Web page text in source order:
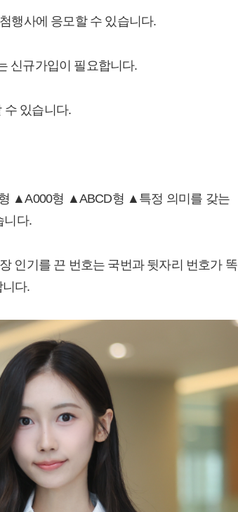
행사에 응모할 수 있습니다.
신규가입이 필요합니다.
수 있습니다.
▲A000형 ▲ABCD형 ▲특정 의미를 갖는
니다.
인기를 끈 번호는 국번과 뒷자리 번호가 똑
다.